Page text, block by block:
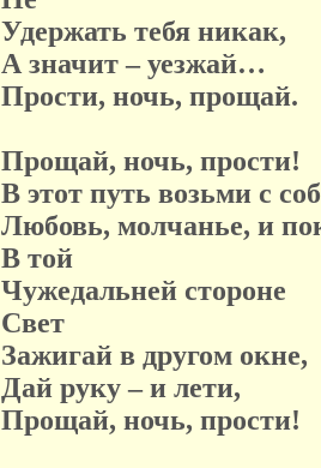
Удержать тебя никак,
А значит – уезжай…
Прости, ночь, прощай.
Прощай, ночь, прости!
В этот путь возьми с
Любовь, молчанье, и
В той
Чужедальней стороне
Свет
Зажигай в другом окне,
Дай руку – и лети,
Прощай, ночь, прости!